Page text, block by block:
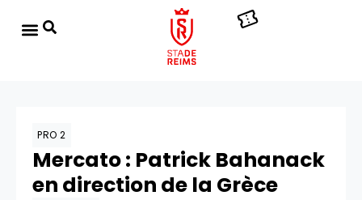
PRO 2
Mercato : Patrick Bahanack
en direction de la Grèce